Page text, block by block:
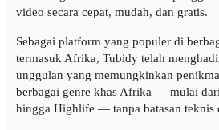
video secara cepat, mudah, dan gratis.
Sebagai platform yang populer di
termasuk Afrika, Tubidy telah
unggulan yang memungkinkan
berbagai genre khas Afrika — mulai
hingga Highlife — tanpa batasan teknis